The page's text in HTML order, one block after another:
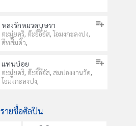
หลงรักหมวดบุษรา
ตะมู่ยคริ, ต๊ะอิ๊อึอัส, โอมงกะลงปง,
ฮีทสึ่มดิ๊ว,
แทนบ๋อย
ตะมู่ยคริ, ต๊ะอิ๊อึอัส, สมปองงานวัด,
โอมงกะลงปง,
รายชื่อศิลปิน